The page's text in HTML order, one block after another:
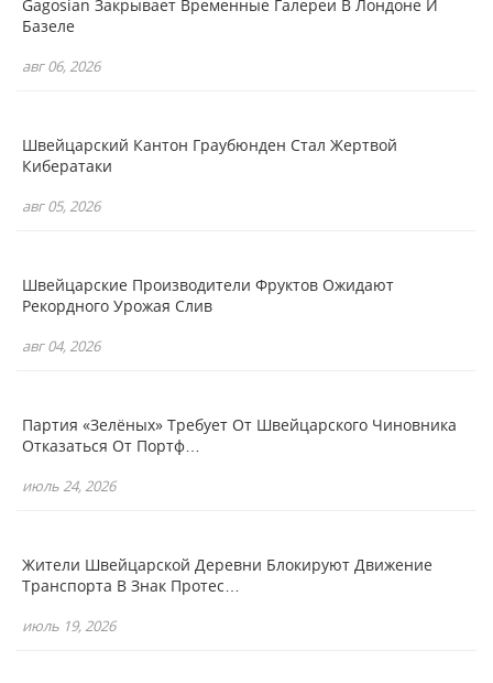
Gagosian Закрывает Временные Галереи В Лондоне И
Базеле
авг 06, 2026
Швейцарский Кантон Граубюнден Стал Жертвой
Кибератаки
авг 05, 2026
Швейцарские Производители Фруктов Ожидают
Рекордного Урожая Слив
авг 04, 2026
Партия «зелёных» Требует От Швейцарского Чиновника
Отказаться От Портф…
июль 24, 2026
Жители Швейцарской Деревни Блокируют Движение
Транспорта В Знак Протес…
июль 19, 2026